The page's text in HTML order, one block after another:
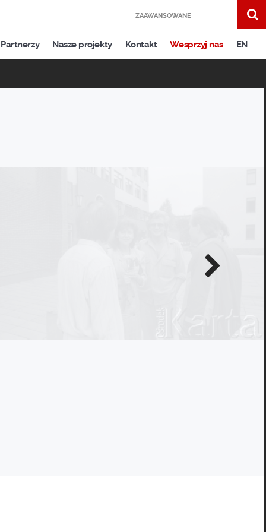
ZAAWANSOWANE
Partnerzy Nasze projekty Kontakt Wesprzyj nas EN
Następne
zdjęcie